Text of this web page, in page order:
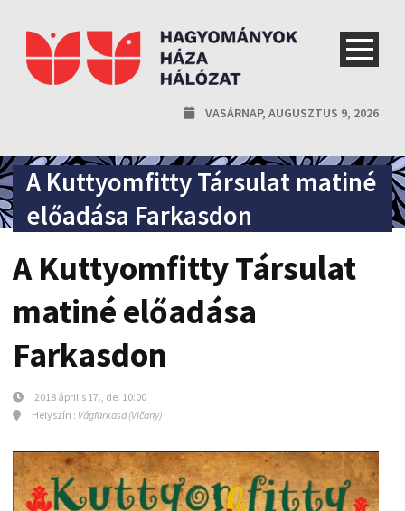
VASÁRNAP, AUGUSZTUS 9, 2026
A Kuttyomfitty Társulat matiné
előadása Farkasdon
A Kuttyomfitty Társulat
matiné előadása
Farkasdon
2018 április 17., de. 10:00
Helyszín : Vágfarkasd (Vlčany)